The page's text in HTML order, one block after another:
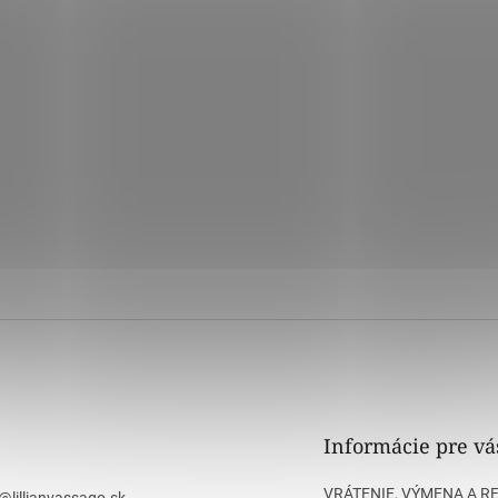
Informácie pre
VRÁTENIE, VÝMENA A